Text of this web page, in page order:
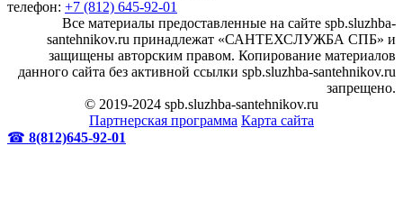
телефон: +7 (812) 645-92-01
Все материалы предоставленные на сайте spb.sluzhba-
santehnikov.ru принадлежат «САНТЕХСЛУЖБА СПБ» и
защищены авторским правом. Копирование материалов
данного сайта без активной ссылки spb.sluzhba-santehnikov.ru
запрещено.
© 2019-2024 spb.sluzhba-santehnikov.ru
Партнерская программа Карта сайта
☎ 8(812)645-92-01